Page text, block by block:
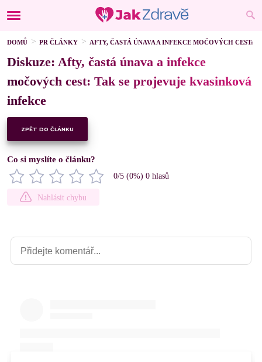
DOMŮ PR ČLÁNKY AFTY, ČASTÁ ÚNAVA A INFEKCE MOČOVÝCH CEST:
Diskuze: Afty, častá únava a infekce
močových cest: Tak se projevuje kvasinková
infekce
ZPĚT DO ČLÁNKU
Co si myslíte o článku?
0/5 (0%) 0 hlasů
Nahlásit chybu